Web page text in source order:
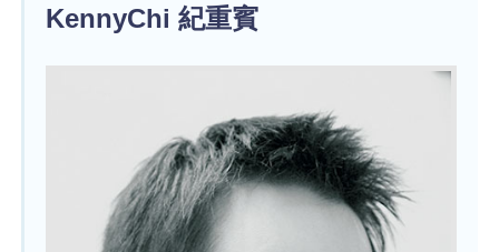
KennyChi 紀重賓